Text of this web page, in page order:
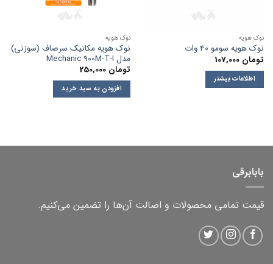
نوک هویه
نوک هویه سومو 40 وات
تومان
اطلاعات بیشتر
نوک هویه
نوک هویه مکانیک سرصاف (سوزنی)
مدل Mechanic 900M-T-I
تومان
افزودن به سبد خرید
بابابرقی
قیمت تمامی محصولات و اصالت آن‌ها را تضمین می‌کنیم.